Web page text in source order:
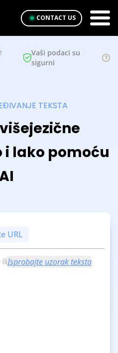
CONTACT US
Vaši podaci su
sigurni
TEKSTA
i lako pomoću
URL
Isprobajte uzorak teksta